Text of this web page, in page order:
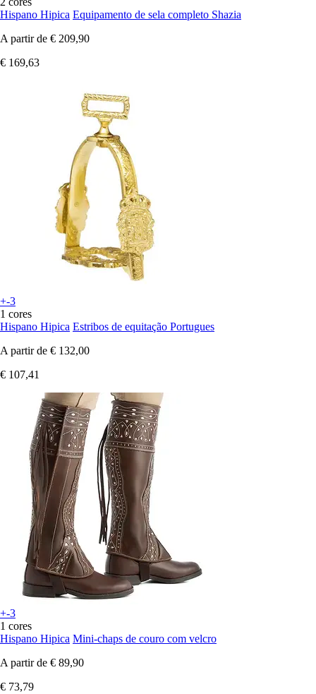
Hispano Hipica Equipamento de sela completo Shazia
A partir de € 209,90
€ 169,63
+-3
1 cores
Hispano Hipica Estribos de equitação Portugues
A partir de € 132,00
€ 107,41
+-3
1 cores
Hispano Hipica Mini-chaps de couro com velcro
A partir de € 89,90
€ 73,79